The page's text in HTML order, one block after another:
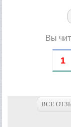
Вы
1
ВСЕ